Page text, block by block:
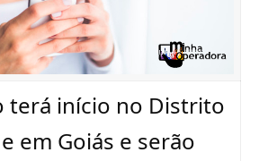
terá início no Distrito
em Goiás e serão